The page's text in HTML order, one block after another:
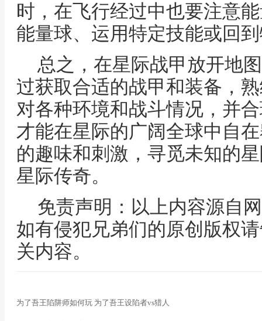
时，在飞行经过中也要注意
能量球、运用特定技能或回
总之，在星际战甲放开地
过获取合适的战甲和装备，
对各种环境和战斗情况，并
才能在星际的广阔全球中自
的趣味和刺激，寻觅未知的
星际传奇。
免责声明：以上内容源自
如有侵犯兄弟们的原创版权
关内容。
为了吾王陷阱师如何玩 为了吾王设陷者vs猎人